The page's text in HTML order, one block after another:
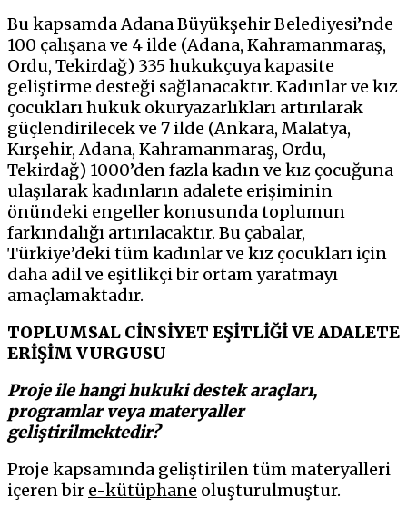
Bu kapsamda Adana Büyükşehir Belediyesi’nde
100 çalışana ve 4 ilde (Adana, Kahramanmaraş,
Ordu, Tekirdağ) 335 hukukçuya kapasite
geliştirme desteği sağlanacaktır. Kadınlar ve kız
çocukları hukuk okuryazarlıkları artırılarak
güçlendirilecek ve 7 ilde (Ankara, Malatya,
Kırşehir, Adana, Kahramanmaraş, Ordu,
Tekirdağ) 1000’den fazla kadın ve kız çocuğuna
ulaşılarak kadınların adalete erişiminin
önündeki engeller konusunda toplumun
farkındalığı artırılacaktır. Bu çabalar,
Türkiye’deki tüm kadınlar ve kız çocukları için
daha adil ve eşitlikçi bir ortam yaratmayı
amaçlamaktadır.
TOPLUMSAL CİNSİYET EŞİTLİĞİ VE ADALETE
ERİŞİM VURGUSU
Proje ile hangi hukuki destek araçları,
programlar veya materyaller
geliştirilmektedir?
Proje kapsamında geliştirilen tüm materyalleri
içeren bir e-kütüphane oluşturulmuştur.